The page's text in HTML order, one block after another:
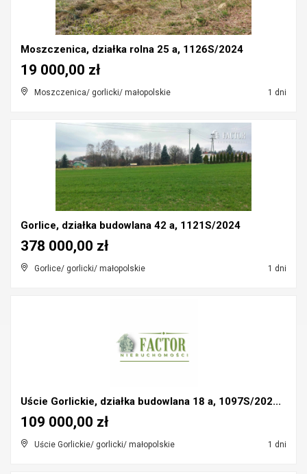
Moszczenica, działka rolna 25 a, 1126S/2024
Moszczenica/ gorlicki/ małopolskie 1 dni
19 000,00 zł
Gorlice, działka budowlana 42 a, 1121S/2024
Gorlice/ gorlicki/ małopolskie 1 dni
378 000,00 zł
Uście Gorlickie, działka budowlana 18 a, 1097S/202...
Uście Gorlickie/ gorlicki/ małopolskie 1 dni
109 000,00 zł